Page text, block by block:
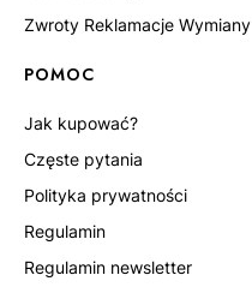
Zwroty Reklamacje Wymiany
POMOC
Jak kupować?
Częste pytania
Polityka prywatności
Regulamin
Regulamin newsletter